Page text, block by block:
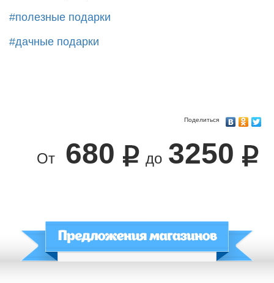
#полезные подарки
#дачные подарки
Поделиться
От 680 до 3250